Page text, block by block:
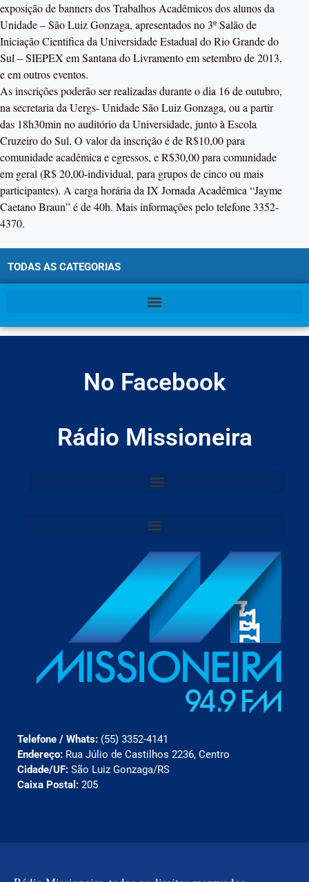
exposição de banners dos Trabalhos Acadêmicos dos alunos da
Unidade – São Luiz Gonzaga, apresentados no 3º Salão de
Iniciação Cientifica da Universidade Estadual do Rio Grande do
Sul – SIEPEX em Santana do Livramento em setembro de 2013,
e em outros eventos.
As inscrições poderão ser realizadas durante o dia 16 de outubro,
na secretaria da Uergs- Unidade São Luiz Gonzaga, ou a partir
das 18h30min no auditório da Universidade, junto à Escola
Cruzeiro do Sul. O valor da inscrição é de R$10,00 para
comunidade acadêmica e egressos, e R$30,00 para comunidade
em geral (R$ 20,00-individual, para grupos de cinco ou mais
participantes). A carga horária da IX Jornada Acadêmica “Jayme
Caetano Braun” é de 40h. Mais informações pelo telefone 3352-
4370.
TODAS AS CATEGORIAS
No Facebook
Rádio Missioneira
Telefone / Whats: (55) 3352-4141
Endereço: Rua Júlio de Castilhos 2236, Centro
Cidade/UF: São Luiz Gonzaga/RS
Caixa Postal: 205